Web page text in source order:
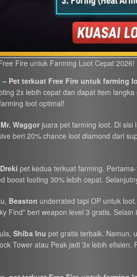
Fire untuk Farming Loot Cepat 2026!
– Pet terkuat Free Fire untuk farming
2x lebih cepat dan dapat item
loot optimal!
Mr. Waggorjuara pet farming loot. Di sisi
beri 20% chance loot diamond dari
Dreki pet kedua terkuat farming.
boost looting 30% lebih cepat.
Beaston underrated tapi OP untuk
Find” beri weapon level 3 gratis.
Shiba Inu pet gratis terbaik. Namun,
Tower atau Peak jadi 3x lebih